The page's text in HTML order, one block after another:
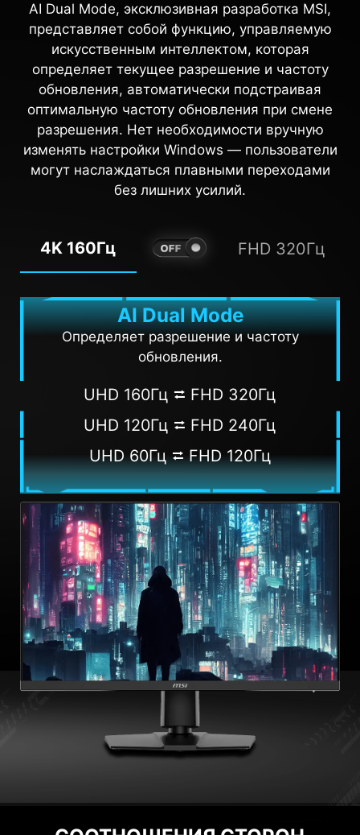
AI Dual Mode, эксклюзивная разработка MSI,
представляет собой функцию, управляемую
искусственным интеллектом, которая
определяет текущее разрешение и частоту
обновления, автоматически подстраивая
оптимальную частоту обновления при смене
разрешения. Нет необходимости вручную
изменять настройки Windows — пользователи
могут наслаждаться плавными переходами
без лишних усилий.
4K 160Гц FHD 320Гц
AI Dual Mode
Определяет разрешение и частоту
обновления.
UHD 160Гц ⮂ FHD 320Гц
UHD 120Гц ⮂ FHD 240Гц
UHD 60Гц ⮂ FHD 120Гц
прицела сливается с фоном, это затрудняет
прицеливание — технология решает эту
проблему, адаптируя цвет прицела под
окружающую сцену.
и цветовую насыщенность, оживляя
изображение.
AI Vision выкл AI Vision вкл